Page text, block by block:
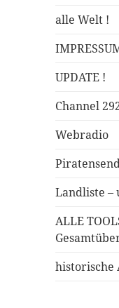
alle Welt !
UPDATE !
Channel
Webradio
Landliste –
ALLE
historische